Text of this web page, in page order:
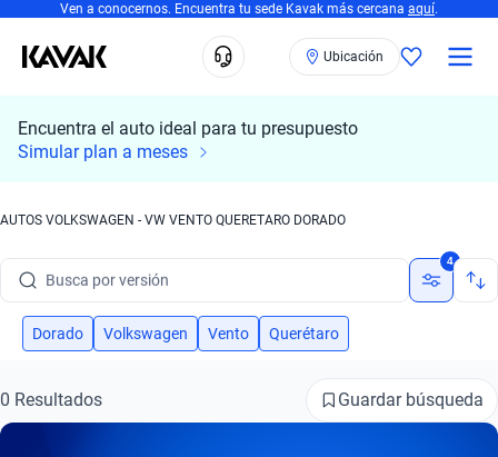
Ven a conocernos. Encuentra tu sede Kavak más cercana aquí.
Ubicación
Encuentra el auto ideal para tu presupuesto
Simular plan a meses
AUTOS VOLKSWAGEN - VW VENTO QUERETARO DORADO
Busca por marca
Busca por año
Busca por marca
4
Dorado Volkswagen Vento Querétaro
0 Resultados Guardar búsqueda